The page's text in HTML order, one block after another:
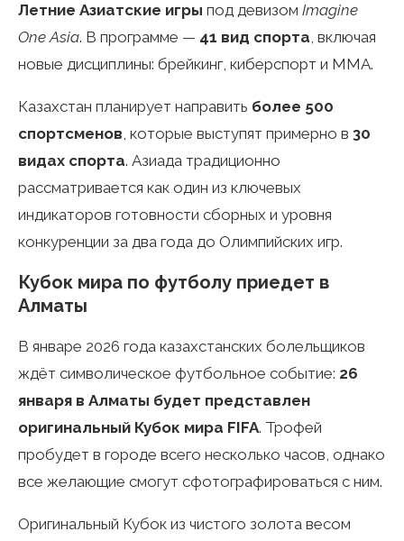
Летние Азиатские игры под девизом Imagine
One Asia. В программе — 41 вид спорта, включая
новые дисциплины: брейкинг, киберспорт и ММА.
Казахстан планирует направить более 500
спортсменов, которые выступят примерно в 30
видах спорта. Азиада традиционно
рассматривается как один из ключевых
индикаторов готовности сборных и уровня
конкуренции за два года до Олимпийских игр.
Кубок мира по футболу приедет в
Алматы
В январе 2026 года казахстанских болельщиков
ждёт символическое футбольное событие: 26
января в Алматы будет представлен
оригинальный Кубок мира FIFA. Трофей
пробудет в городе всего несколько часов, однако
все желающие смогут сфотографироваться с ним.
Оригинальный Кубок из чистого золота весом